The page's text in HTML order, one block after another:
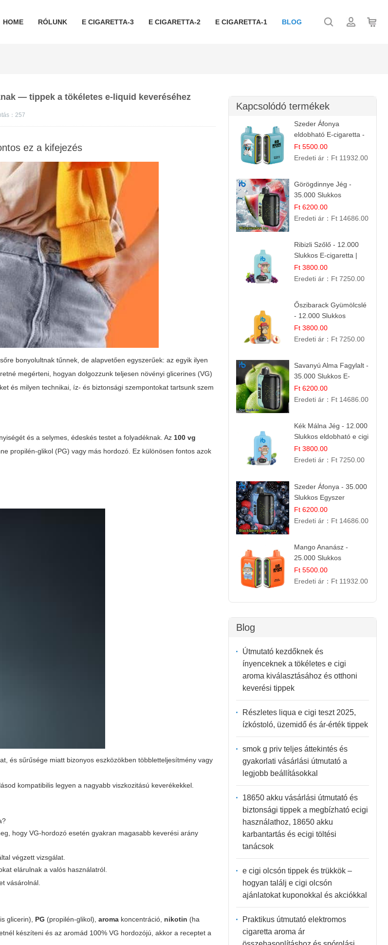
HOME RÓLUNK E CIGARETTA-3 E CIGARETTA-2 E CIGARETTA-1 BLOG
— tippek a tökéletes e-liquid keveréséhez
：257
ez a kifejezés
bonyolultnak tűnnek, de alapvetően egyszerűek: az egyik ilyen
megérteni, hogyan dolgozzunk teljesen növényi glicerines (VG)
és milyen technikai, íz- és biztonsági szempontokat tartsunk szem
és a selymes, édeskés testet a folyadéknak. Az 100 vg
propilén-glikol (PG) vagy más hordozó. Ez különösen fontos azok
és sűrűsége miatt bizonyos eszközökben többletteljesítmény vagy
kompatibilis legyen a nagyabb viszkozitású keverékekkel.
hogy VG-hordozó esetén gyakran magasabb keverési arány
végzett vizsgálat.
elárulnak a valós használatról.
vásárolnál.
glicerin), PG (propilén-glikol),aroma koncentráció, nikotin (ha
készíteni és az aromád 100% VG hordozójú, akkor a receptet a
Kapcsolódó termékek
Szeder Áfonya
eldobható E-cigaretta -
25.000 Slukk | Prémium
Gyümölcs Íz
Ft 5500.00
Eredeti ár： Ft 11932.00
Görögdinnye Jég -
35.000 Slukkos
eldobható vape |
IBVape Bar Frissítő
Ft 6200.00
Eredeti ár： Ft 14686.00
Ribizli Szőlő - 12.000
Slukkos E-cigaretta |
Kifinomult Gyümölcs Íz
Ft 3800.00
Eredeti ár： Ft 7250.00
Őszibarack Gyümölcslé
- 12.000 Slukkos
eldobható e-Cigaretta |
Friss Gyümölcs Íz
Ft 3800.00
Eredeti ár： Ft 7250.00
Savanyú Alma Fagylalt -
35.000 Slukkos E-
cigaretta | IBVape Bar
Ft 6200.00
Eredeti ár： Ft 14686.00
Kék Málna Jég - 12.000
Slukkos eldobható e cigi
| Frissítő Bogyós Íz
Ft 3800.00
Eredeti ár： Ft 7250.00
Szeder Áfonya - 35.000
Slukkos Egyszer
Használatos E-cigaretta
| Prémium Ízélmény
Ft 6200.00
Eredeti ár： Ft 14686.00
Mango Ananász -
25.000 Slukkos
eldobható E-cigaretta |
Trópusi Ízélmény
Ft 5500.00
Eredeti ár： Ft 11932.00
Blog
Útmutató kezdőknek és
ínyenceknek a tökéletes e cigi
aroma kiválasztásához és otthoni
keverési tippek
Részletes liqua e cigi teszt 2025,
ízkóstoló, üzemidő és ár-érték tippek
smok g priv teljes áttekintés és
gyakorlati vásárlási útmutató a
legjobb beállításokkal
18650 akku vásárlási útmutató és
biztonsági tippek a megbízható ecigi
használathoz, 18650 akku
karbantartás és ecigi töltési
tanácsok
e cigi olcsón tippek és trükkök –
hogyan találj e cigi olcsón
ajánlatokat kuponokkal és akciókkal
Praktikus útmutató elektromos
cigaretta aroma ár